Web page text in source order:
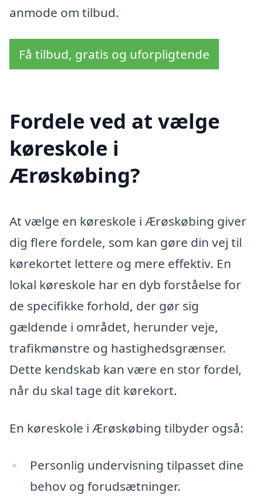
anmode om tilbud.
Få tilbud, gratis og uforpligtende
Fordele ved at vælge
køreskole i
Ærøskøbing?
At vælge en køreskole i Ærøskøbing giver
dig flere fordele, som kan gøre din vej til
kørekortet lettere og mere effektiv. En
lokal køreskole har en dyb forståelse for
de specifikke forhold, der gør sig
gældende i området, herunder veje,
trafikmønstre og hastighedsgrænser.
Dette kendskab kan være en stor fordel,
når du skal tage dit kørekort.
En køreskole i Ærøskøbing tilbyder også:
Personlig undervisning tilpasset dine
behov og forudsætninger.